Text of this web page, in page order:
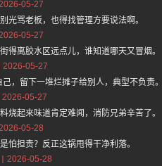
05-27
光骂老板，也得找管理方要说法啊。
05-27
得离胶水区远点儿，谁知道哪天又冒烟。
2026-05-27
，留下一堆烂摊子给别人，典型不负责
2026-05-27
烧起来味道肯定难闻，消防兄弟辛苦了。
05-28
怕担责？反正这锅甩得干净利落。
2026-05-28